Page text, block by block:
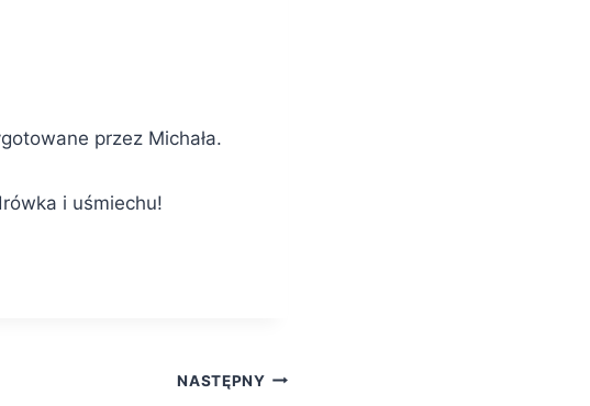
przez Michała.
i uśmiechu!
NASTĘPNY